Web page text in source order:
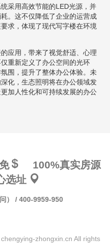
采用高效节能的LED光源，并
。这不仅降低了企业的运营成
求，体现了现代写字楼在环境
应用，带来了视觉舒适、心理
重新定义了办公空间的光环
围，提升了整体办公体验。未
化，生态照明将在办公领域发
加人性化和可持续发展的办公
100%真实房源
选址
） / 400-9959-950
zhongxin.cn All rights